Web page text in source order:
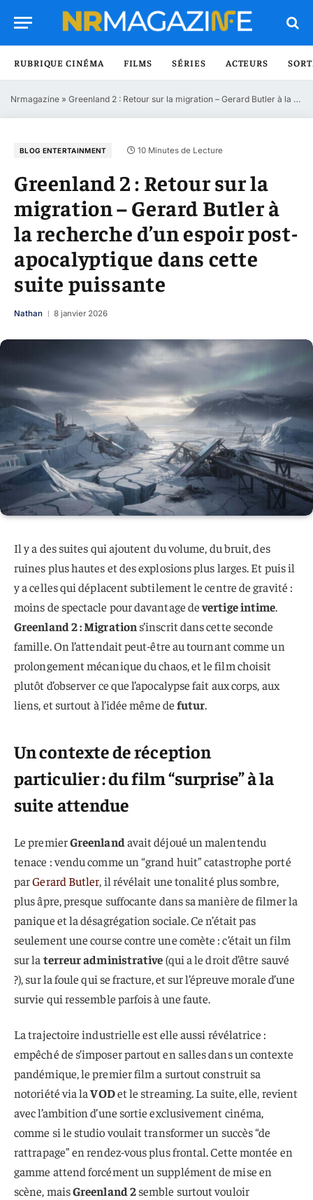
RUBRIQUE CINÉMA FILMS SÉRIES ACTEURS
Nrmagazine » Greenland 2 : Retour sur la migration – Gerard Butler à la recherche d’un espoir post-apocalyptique dans cette suite puissante
BLOG ENTERTAINMENT 10 Minutes de Lecture
Greenland 2 : Retour sur la
migration – Gerard Butler à
la recherche d’un espoir post-
apocalyptique dans cette
suite puissante
Nathan 8 janvier 2026
Il y a des suites qui ajoutent du volume, du bruit, des
ruines plus hautes et des explosions plus larges. Et puis il
y a celles qui déplacent subtilement le centre de gravité :
moins de spectacle pour davantage devertige intime.
Greenland 2 : Migration s’inscrit dans cette seconde
famille. On l’attendait peut-être au tournant comme un
prolongement mécanique du chaos, et le film choisit
plutôt d’observer ce que l’apocalypse fait aux corps, aux
liens, et surtout à l’idée même defutur.
Un contexte de réception
particulier : du film “surprise” à la
suite attendue
Le premierGreenlandavait déjoué un malentendu
tenace : vendu comme un “grand huit” catastrophe porté
parGerard Butler, il révélait une tonalité plus sombre,
plus âpre, presque suffocante dans sa manière de filmer la
panique et la désagrégation sociale. Ce n’était pas
seulement une course contre une comète : c’était un film
sur la terreur administrative(qui a le droit d’être sauvé
?), sur la foule qui se fracture, et sur l’épreuve morale d’une
survie qui ressemble parfois à une faute.
La trajectoire industrielle est elle aussi révélatrice :
empêché de s’imposer partout en salles dans un contexte
pandémique, le premier film a surtout construit sa
notoriété via laVODet le streaming. La suite, elle, revient
avec l’ambition d’une sortie exclusivement cinéma,
comme si le studio voulait transformer un succès “de
rattrapage” en rendez-vous plus frontal. Cette montée en
gamme attend forcément un supplément de mise en
scène, maisGreenland 2semble surtout vouloir